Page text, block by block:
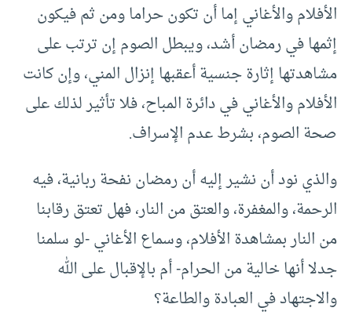
الأفلام والأغاني إما أن تكون حراما ومن ثم فيكون
إثمها في رمضان أشد، ويبطل الصوم إن ترتب على
مشاهدتها إثارة جنسية أعقبها إنزال المني، وإن كانت
الأفلام والأغاني في دائرة المباح، فلا تأثير لذلك على
صحة الصوم، بشرط عدم الإسراف.
والذي نود أن نشير إليه أن رمضان نفحة ربانية، فيه
الرحمة، والمغفرة، والعتق من النار، فهل تعتق رقابنا
من النار بمشاهدة الأفلام، وسماع الأغاني -لو سلمنا
جدلا أنها خالية من الحرام- أم بالإقبال على الله
والاجتهاد في العبادة والطاعة؟